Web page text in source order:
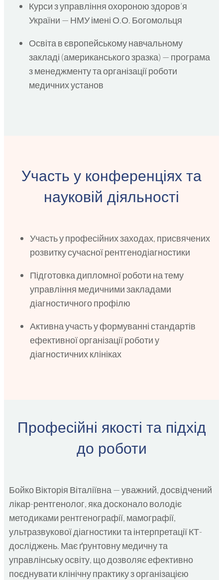
Курси з управління охороною здоров’я
України — НМУ імені О.О. Богомольця
Освіта в європейському навчальному
закладі (американського зразка) — програма
з менеджменту та організації роботи
медичних установ
Участь у конференціях та
науковій діяльності
Участь у професійних заходах, присвячених
розвитку сучасної рентгенодіагностики
Підготовка дипломної роботи на тему
управління медичними закладами
діагностичного профілю
Активна участь у формуванні стандартів
ефективної організації роботи у
діагностичних клініках
Професійні якості та підхід
до роботи
Бойко Вікторія Віталіївна — уважний, досвідчений
лікар-рентгенолог, яка досконало володіє
методиками рентгенографії, мамографії,
ультразвукової діагностики та інтерпретації КТ-
досліджень. Має ґрунтовну медичну та
управлінську освіту, що дозволяє ефективно
поєднувати клінічну практику з організацією